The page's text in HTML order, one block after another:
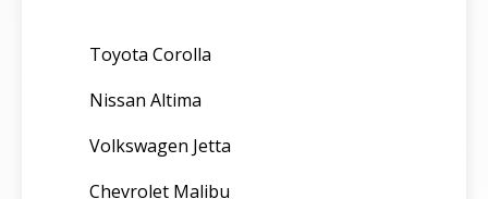
Toyota Corolla
Nissan Altima
Volkswagen Jetta
Chevrolet Malibu